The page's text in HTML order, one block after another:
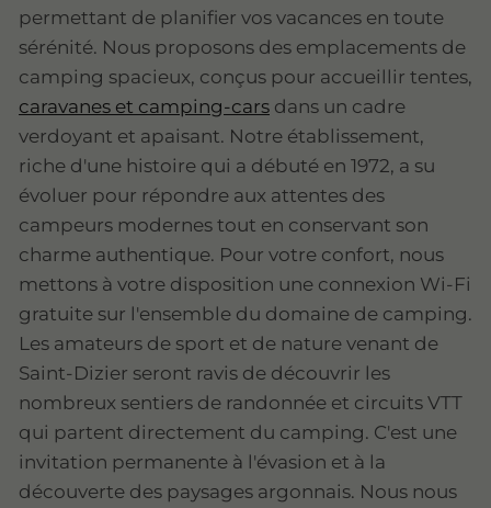
permettant de planifier vos vacances en toute
sérénité. Nous proposons des emplacements de
camping spacieux, conçus pour accueillir tentes,
caravanes et camping-cars dans un cadre
verdoyant et apaisant. Notre établissement,
riche d'une histoire qui a débuté en 1972, a su
évoluer pour répondre aux attentes des
campeurs modernes tout en conservant son
charme authentique. Pour votre confort, nous
mettons à votre disposition une connexion Wi-Fi
gratuite sur l'ensemble du domaine de camping.
Les amateurs de sport et de nature venant de
Saint-Dizier seront ravis de découvrir les
nombreux sentiers de randonnée et circuits VTT
qui partent directement du camping. C'est une
invitation permanente à l'évasion et à la
découverte des paysages argonnais. Nous nous